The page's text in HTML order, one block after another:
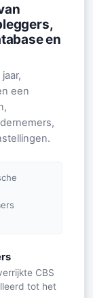
en
een
CBS
tot het